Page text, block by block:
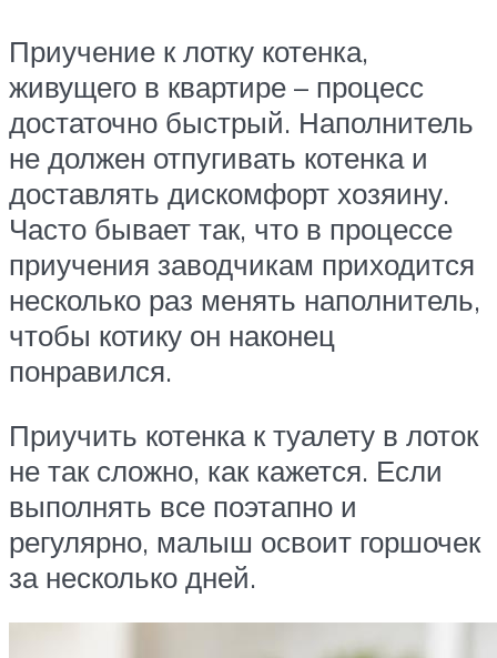
Приучение к лотку котенка,
живущего в квартире – процесс
достаточно быстрый. Наполнитель
не должен отпугивать котенка и
доставлять дискомфорт хозяину.
Часто бывает так, что в процессе
приучения заводчикам приходится
несколько раз менять наполнитель,
чтобы котику он наконец
понравился.
Приучить котенка к туалету в лоток
не так сложно, как кажется. Если
выполнять все поэтапно и
регулярно, малыш освоит горшочек
за несколько дней.